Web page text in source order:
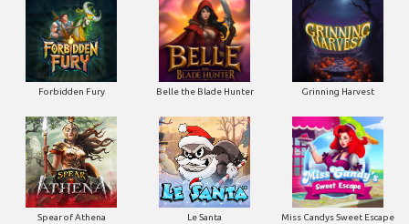
Forbidden Fury Belle the Blade Hunter Grinning Harvest
Spear of Athena Le Santa Miss Candys Sweet Escape